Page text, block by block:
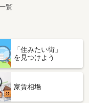
覧
「住みたい街」
を見つけよう
家賃相場